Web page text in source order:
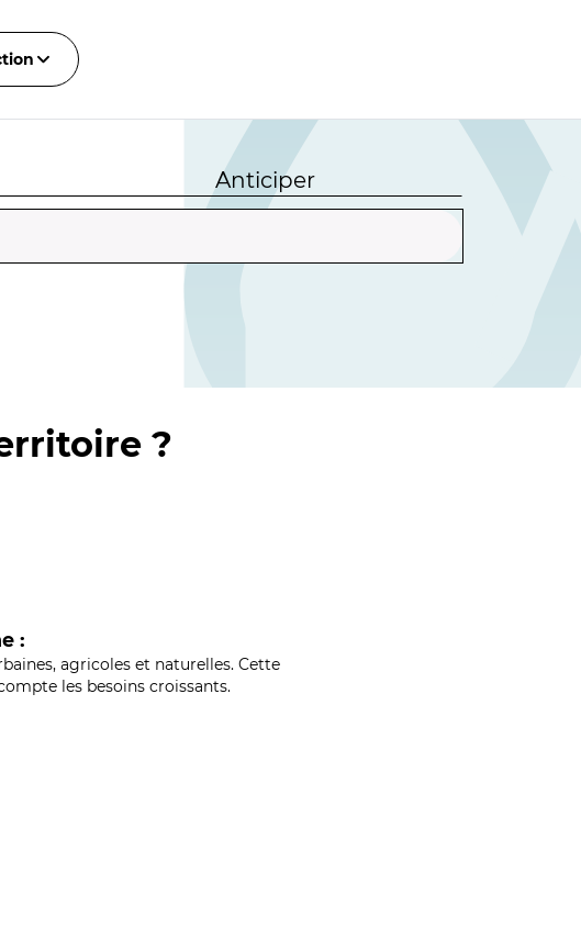
Anticiper
?
:
agricoles et naturelles. Cette
les besoins croissants.